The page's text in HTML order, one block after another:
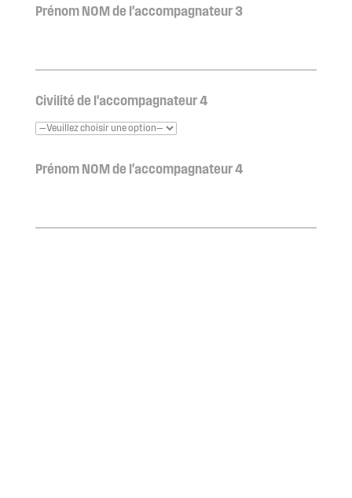
Prénom NOM de l'accompagnateur 3
Civilité de l'accompagnateur 4
Prénom NOM de l'accompagnateur 4